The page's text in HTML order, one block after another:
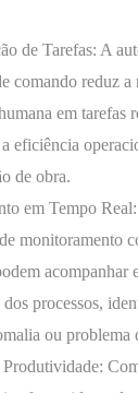
de Tarefas: A
comando reduz a
em tarefas
eficiência
de obra.
em Tempo
monitoramento
acompanhar
dos processos,
ou problema